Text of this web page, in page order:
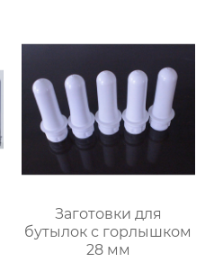
Заготовки для
бутылок с горлышком
28 мм